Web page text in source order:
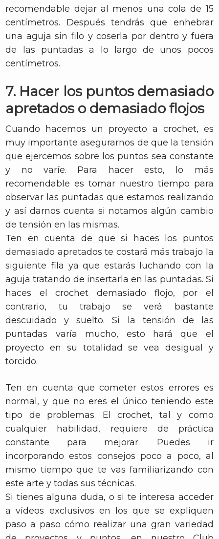
recomendable dejar al menos una cola de 15
centímetros. Después tendrás que enhebrar
una aguja sin filo y coserla por dentro y fuera
de las puntadas a lo largo de unos pocos
centímetros.
7. Hacer los puntos demasiado
apretados o demasiado flojos
Cuando hacemos un proyecto a crochet, es
muy importante asegurarnos de que la tensión
que ejercemos sobre los puntos sea constante
y no varíe. Para hacer esto, lo más
recomendable es tomar nuestro tiempo para
observar las puntadas que estamos realizando
y así darnos cuenta si notamos algún cambio
de tensión en las mismas.
Ten en cuenta de que si haces los puntos
demasiado apretados te costará más trabajo la
siguiente fila ya que estarás luchando con la
aguja tratando de insertarla en las puntadas. Si
haces el crochet demasiado flojo, por el
contrario, tu trabajo se verá bastante
descuidado y suelto. Si la tensión de las
puntadas varía mucho, esto hará que el
proyecto en su totalidad se vea desigual y
torcido.
Ten en cuenta que cometer estos errores es
normal, y que no eres el único teniendo este
tipo de problemas. El crochet, tal y como
cualquier habilidad, requiere de práctica
constante para mejorar. Puedes ir
incorporando estos consejos poco a poco, al
mismo tiempo que te vas familiarizando con
este arte y todas sus técnicas.
Si tienes alguna duda, o si te interesa acceder
a vídeos exclusivos en los que se expliquen
paso a paso cómo realizar una gran variedad